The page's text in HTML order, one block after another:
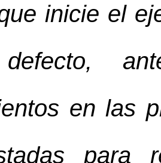
inicie el
en las
para